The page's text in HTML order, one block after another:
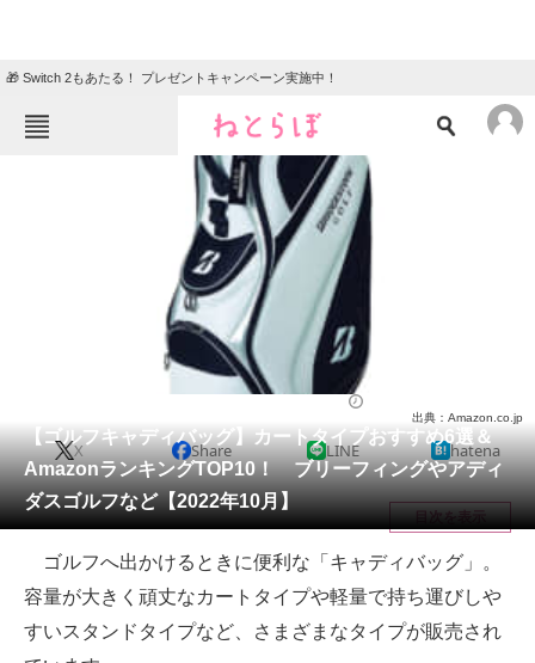
🎁 Switch 2もあたる！ プレゼントキャンペーン実施中！
ニュース
クイズ
教育・育児
会員記事
メディア
注目記事を集めた総合ページ
ITの今と未来を見通す
スマホと通信の最新トレンド
【ゴルフキャディバッグ】カートタイプおすすめ6選＆
AmazonランキングTOP10！ ブリーフィングやアディ
ダスゴルフなど【2022年10月】
出典：Amazon.co.jp
X Share LINE hatena
目次を表示
ゴルフへ出かけるときに便利な「キャディバッグ」。
容量が大きく頑丈なカートタイプや軽量で持ち運びしや
すいスタンドタイプなど、さまざまなタイプが販売され